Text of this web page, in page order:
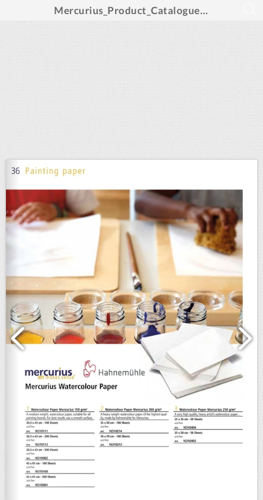
Mercurius_Product_Catalogue_2022_EN_int